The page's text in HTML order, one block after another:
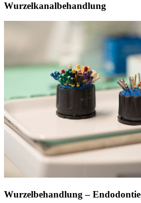
Wurzelkanalbehandlung
Wurzelbehandlung – Endodontie